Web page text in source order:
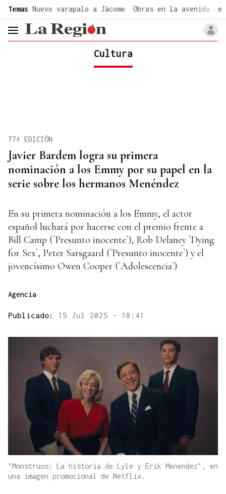
Temas Nuevo varapalo a Jácome Obras en la avenida de
header.menu.open
Cultura
Javier Bardem logra su primera
nominación a los Emmy por su papel en la
serie sobre los hermanos Menéndez
77ª EDICIÓN
En su primera nominación a los Emmy, el actor
español luchará por hacerse con el premio frente a
Bill Camp (`Presunto inocente`), Rob Delaney `Dying
for Sex`, Peter Sarsgaard (`Presunto inocente`) y el
jovencísimo Owen Cooper (`Adolescencia`)
Agencia
Publicado: 15 Jul 2025 - 18:41
"Monstruos: La historia de Lyle y Erik Menendez", en
una imagen promocional de Netflix.